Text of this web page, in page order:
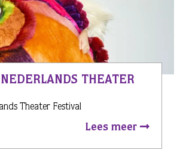
THEATER
Theater Festival
Lees meer